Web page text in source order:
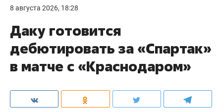
8 августа 2026, 18:28
Даку готовится
дебютировать за «Спартак»
в матче с «Краснодаром»